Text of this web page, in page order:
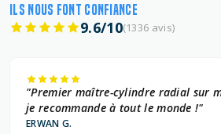
ILS NOUS FONT CONFIANCE
9.6/10(1336 avis)
"Premier maître-cylindre radial sur
je recommande à tout le monde !"
ERWAN G.